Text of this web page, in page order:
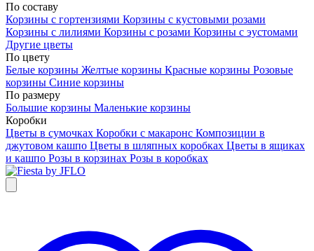
По составу
Корзины с гортензиями Корзины с кустовыми розами
Корзины с лилиями Корзины с розами Корзины с эустомами
Другие цветы
По цвету
Белые корзины Желтые корзины Красные корзины Розовые
корзины Синие корзины
По размеру
Большие корзины Маленькие корзины
Коробки
Цветы в сумочках Коробки с макаронс Композиции в
джутовом кашпо Цветы в шляпных коробках Цветы в ящиках
и кашпо Розы в корзинах Розы в коробках